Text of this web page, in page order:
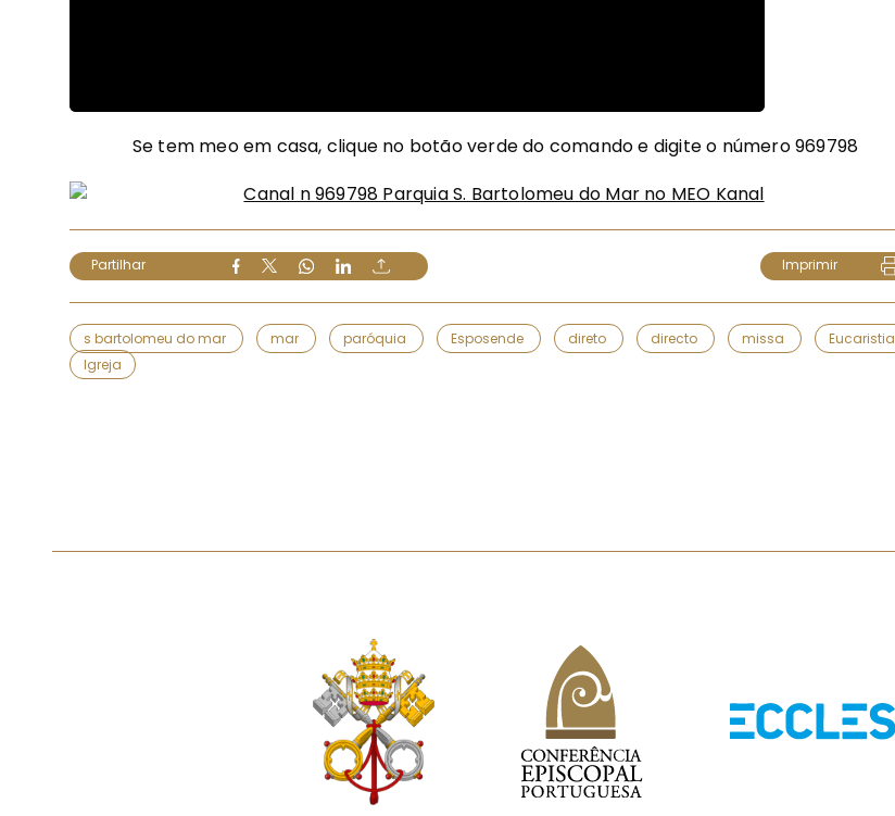
Se tem meo em casa, clique no botão verde do comando e digite o número 969798
Partilhar Imprimir
s bartolomeu do mar mar paróquia Esposende direto directo missa
Eucaristia
Igreja